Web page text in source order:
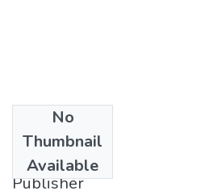
No
Thumbnail
Available
2002
Publisher